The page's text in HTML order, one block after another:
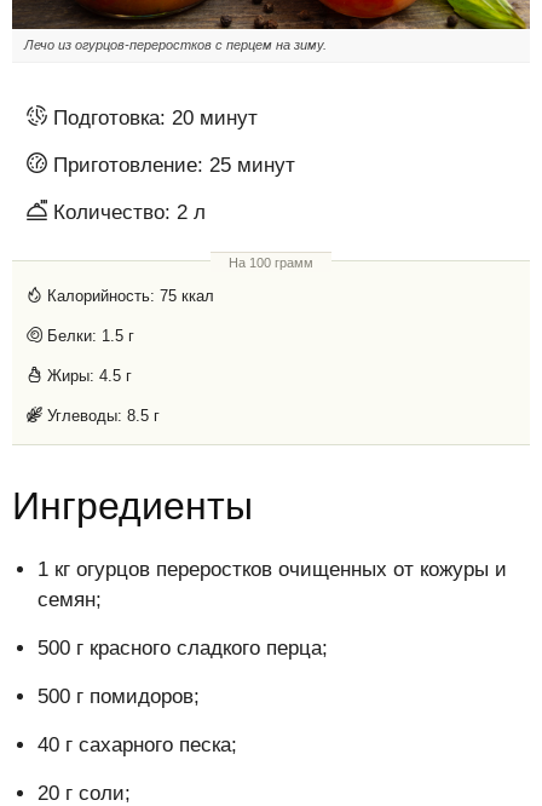
Лечо из огурцов-переростков с перцем на зиму.
Подготовка: 20 минут
Приготовление: 25 минут
Количество: 2 л
На 100 грамм
Калорийность: 75 ккал
Белки: 1.5 г
Жиры: 4.5 г
Углеводы: 8.5 г
Ингредиенты
1 кг огурцов переростков очищенных от кожуры и
семян;
500 г красного сладкого перца;
500 г помидоров;
40 г сахарного песка;
20 г соли;